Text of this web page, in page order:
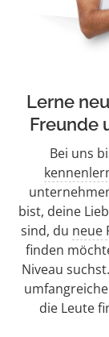
Lerne
Freunde
Bei uns
bist, deine
sind, du neue
finden
Niveau
die Leute